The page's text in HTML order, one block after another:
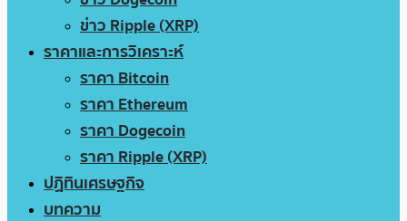
ข่าว Ripple (XRP)
ราคาและการวิเคราะห์
ราคา Bitcoin
ราคา Ethereum
ราคา Dogecoin
ราคา Ripple (XRP)
ปฏิทินเศรษฐกิจ
บทความ